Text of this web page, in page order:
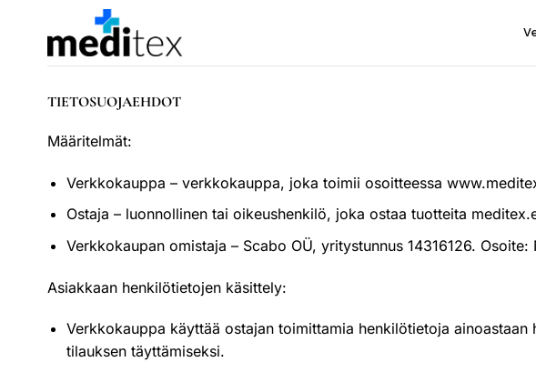
content
TIETOSUOJAEHDOT
Määritelmät:
Verkkokauppa – verkkokauppa, joka toimii osoitteessa
Ostaja – luonnollinen tai oikeushenkilö, joka ostaa tuotteita
Verkkokaupan omistaja – Scabo OÜ, yritystunnus 14316126.
Asiakkaan henkilötietojen käsittely:
Verkkokauppa käyttää ostajan toimittamia henkilötietoja
tilauksen täyttämiseksi.